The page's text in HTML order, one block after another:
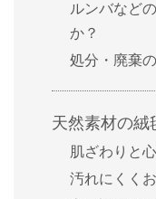
ルンバなど
か？
処分・廃棄
天然素材の絨
肌ざわりと
汚れにくく